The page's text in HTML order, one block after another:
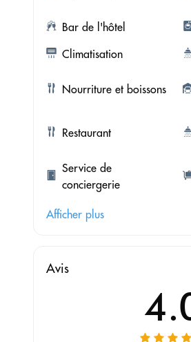
Bar de l'hôtel
Climatisation
Nourriture et boissons
Restaurant
Service de
conciergerie
Afficher plus
Avis